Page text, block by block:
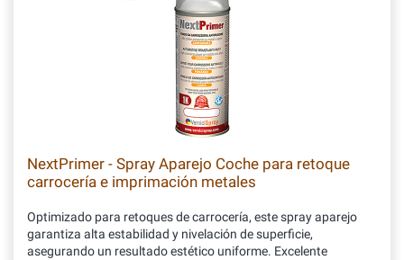
NextPrimer - Spray Aparejo Coche para retoque
carrocería e imprimación metales
Optimizado para retoques de carrocería, este spray aparejo
garantiza alta estabilidad y nivelación de superficie,
asegurando un resultado estético uniforme. Excelente